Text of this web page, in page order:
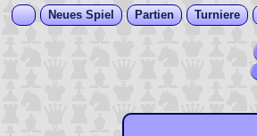
Neues Spiel Partien Turniere